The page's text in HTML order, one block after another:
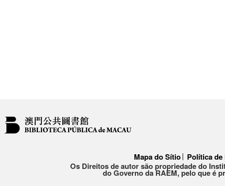
Mapa do Sítio
Política
Os Direitos de autor são propriedade do
do Governo da RAEM, pelo que é